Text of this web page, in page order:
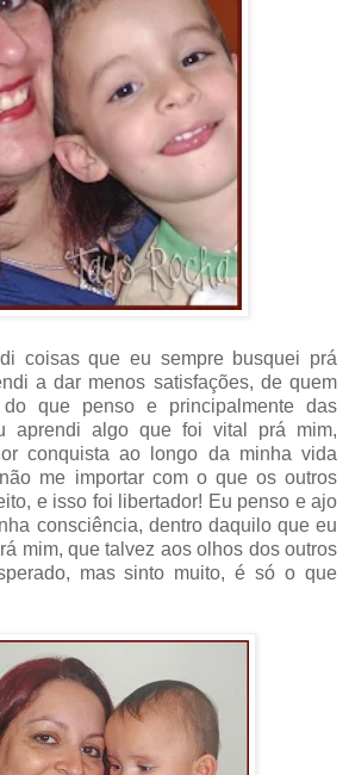
coisas que eu sempre busquei prá
a dar menos satisfações, de quem
que penso e principalmente das
aprendi algo que foi vital prá mim,
conquista ao longo da minha vida
me importar com o que os outros
e isso foi libertador! Eu penso e ajo
consciência, dentro daquilo que eu
mim, que talvez aos olhos dos outros
mas sinto muito, é só o que